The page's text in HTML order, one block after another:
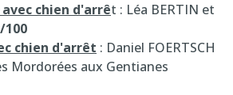
avec chien d'arrêt : Léa BERTIN et
100
chien d'arrêt : Daniel FOERTSCH
Mordorées aux Gentianes